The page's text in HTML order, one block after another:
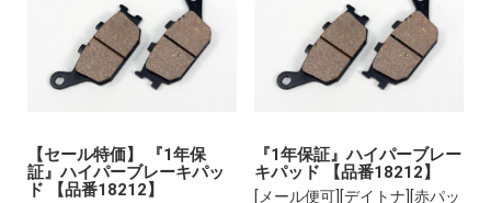
【セール特価】 『1年保
証』ハイパーブレーキパッ
ド 【品番18212】
『1年保証』ハイパーブレー
キパッド 【品番18212】
[メール便可][デイトナ][赤パッ